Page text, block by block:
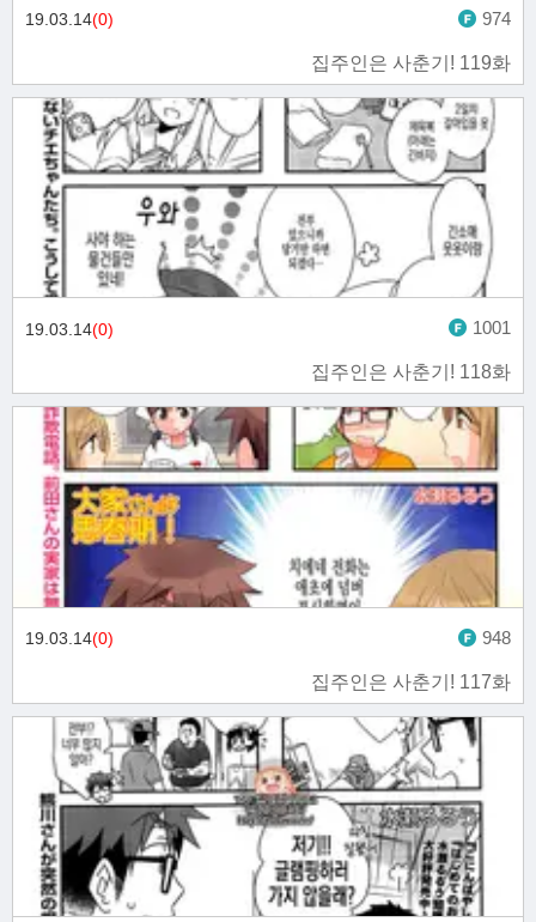
집주인은 사춘기! 119화
19.03.14(0) 974
집주인은 사춘기! 118화
19.03.14(0) 1001
집주인은 사춘기! 117화
19.03.14(0) 948